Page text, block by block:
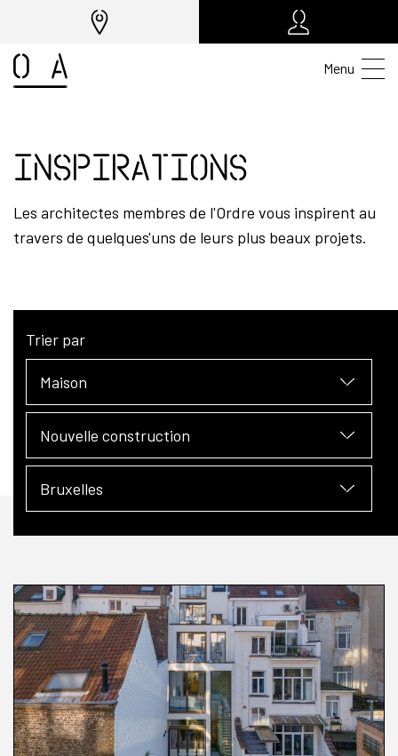
Menu
Inspirations
Les architectes membres de l'Ordre vous inspirent au
travers de quelques'uns de leurs plus beaux projets.
Trier par
Maison
Nouvelle construction
Bruxelles